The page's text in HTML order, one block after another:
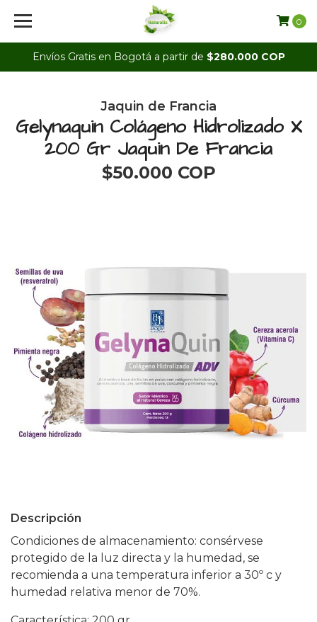
Envíos Gratis en Bogotá a partir de $280.000 COP
0
Jaquin de Francia
Gelynaquin Colágeno Hidrolizado X
200 Gr Jaquin De Francia
$50.000 COP
Descripción
Condiciones de almacenamiento: consérvese
protegido de la luz directa y la humedad, se
recomienda a una temperatura inferior a 30º c y
humedad relativa menor de 70%.